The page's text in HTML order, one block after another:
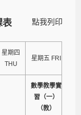
點我列印
表
星期四
THU
星期五 FRI
數學教學實
習（一）
（教）